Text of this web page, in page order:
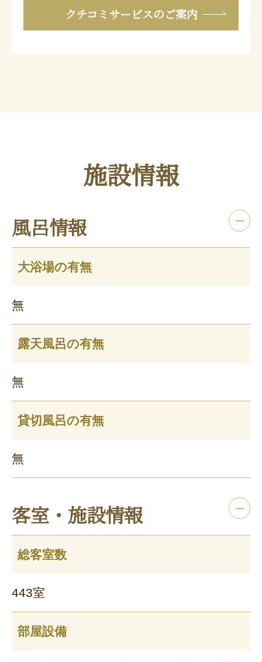
クチコミサービスのご案内
施設情報
風呂情報
大浴場の有無
無
露天風呂の有無
無
貸切風呂の有無
無
客室・施設情報
総客室数
443室
部屋設備